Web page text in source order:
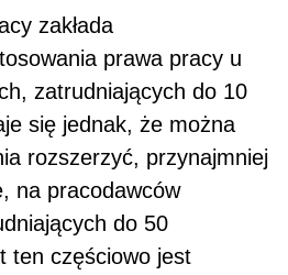
zakłada
prawa pracy u
zatrudniających do 10
się jednak, że można
rozszerzyć, przynajmniej
na pracodawców
do 50
ten częściowo jest